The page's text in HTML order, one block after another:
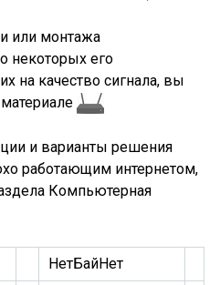
или монтажа
некоторых его
на качество сигнала, вы
и варианты решения
работающим интернетом,
Компьютерная
НетБайНет